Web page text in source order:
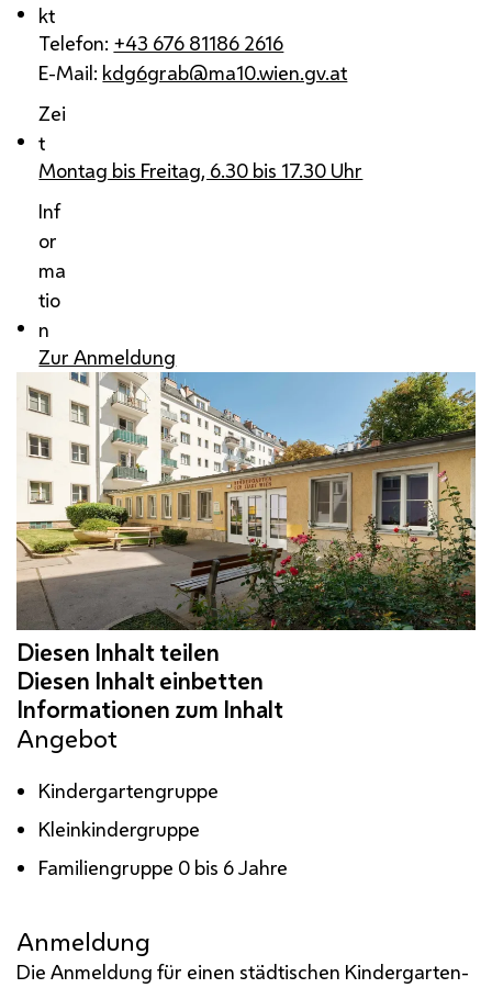
kt
Telefon: +43 676 81186 2616
E-Mail: kdg6grab@ma10.wien.gv.at
Zei
t
Montag bis Freitag, 6.30 bis 17.30 Uhr
Inf
or
ma
tio
n
Zur Anmeldung
Angebot
Kindergartengruppe
Kleinkindergruppe
Familiengruppe 0 bis 6 Jahre
Anmeldung
Die Anmeldung für einen städtischen Kindergarten-